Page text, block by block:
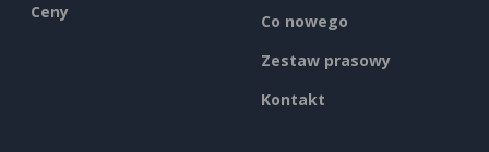
Ceny
Co nowego
Zestaw prasowy
Kontakt